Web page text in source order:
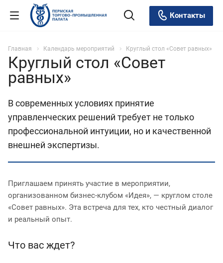
Контакты
Главная Календарь мероприятий Круглый стол «Совет равных»
Круглый стол «Совет
равных»
В современных условиях принятие
управленческих решений требует не только
профессиональной интуиции, но и качественной
внешней экспертизы.
Приглашаем принять участие в мероприятии,
организованном бизнес-клубом «Идея», — круглом столе
«Совет равных». Эта встреча для тех, кто честный диалог
и реальный опыт.
Что вас ждет?